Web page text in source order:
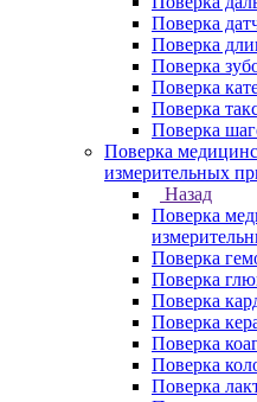
Поверка
Поверка
Поверка
Поверка
Поверка
Поверка
Поверка
измерительных
Назад
Поверка
Поверка
Поверка
Поверка
Поверка
Поверка
Поверка
Поверка